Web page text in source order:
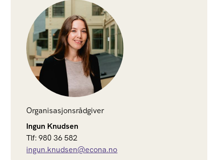
Organisasjonsrådgiver
Ingun Knudsen
Tlf: 980 36 582
ingun.knudsen@econa.no